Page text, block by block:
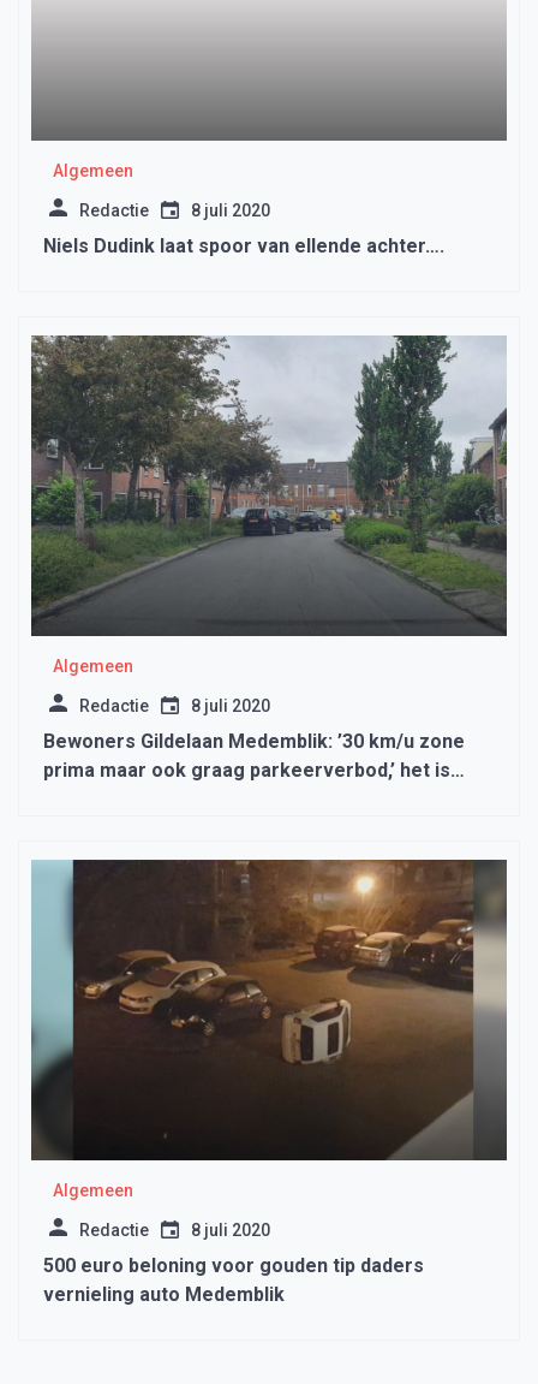
Algemeen
Redactie 8 juli 2020
Niels Dudink laat spoor van ellende achter….
Algemeen
Redactie 8 juli 2020
Bewoners Gildelaan Medemblik: ’30 km/u zone
prima maar ook graag parkeerverbod,’ het is
Algemeen
Redactie 8 juli 2020
500 euro beloning voor gouden tip daders
vernieling auto Medemblik